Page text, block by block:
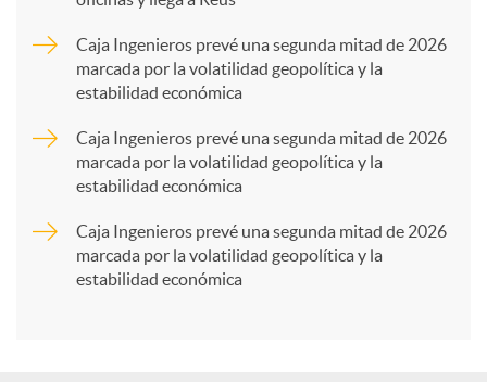
a
Caja Ingenieros prevé una segunda mitad de 2026
marcada por la volatilidad geopolítica y la
estabilidad económica
Caja Ingenieros prevé una segunda mitad de 2026
marcada por la volatilidad geopolítica y la
estabilidad económica
Caja Ingenieros prevé una segunda mitad de 2026
marcada por la volatilidad geopolítica y la
estabilidad económica